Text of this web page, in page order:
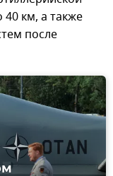
км, а также
после